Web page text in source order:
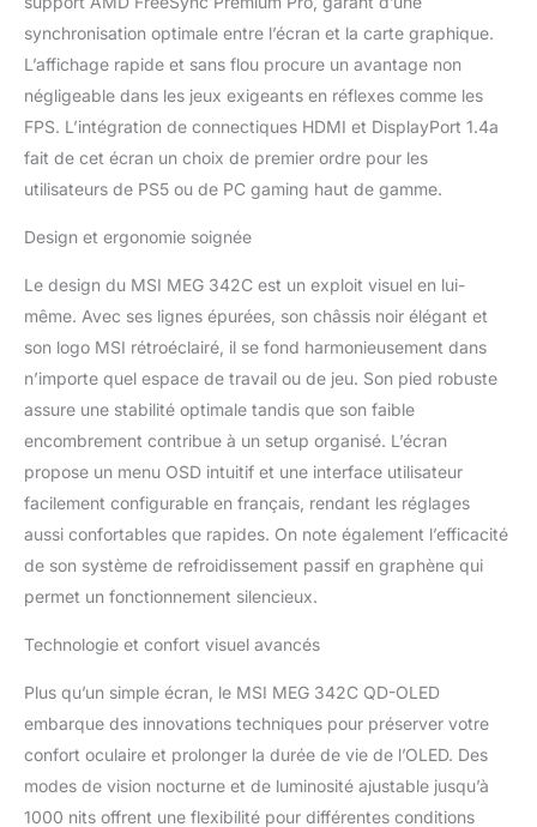
synchronisation optimale entre l’écran et la carte graphique.
L’affichage rapide et sans flou procure un avantage non
négligeable dans les jeux exigeants en réflexes comme les
FPS. L’intégration de connectiques HDMI et DisplayPort 1.4a
fait de cet écran un choix de premier ordre pour les
utilisateurs de PS5 ou de PC gaming haut de gamme.
Design et ergonomie soignée
Le design du MSI MEG 342C est un exploit visuel en lui-
même. Avec ses lignes épurées, son châssis noir élégant et
son logo MSI rétroéclairé, il se fond harmonieusement dans
n’importe quel espace de travail ou de jeu. Son pied robuste
assure une stabilité optimale tandis que son faible
encombrement contribue à un setup organisé. L’écran
propose un menu OSD intuitif et une interface utilisateur
facilement configurable en français, rendant les réglages
aussi confortables que rapides. On note également l’efficacité
de son système de refroidissement passif en graphène qui
permet un fonctionnement silencieux.
Technologie et confort visuel avancés
Plus qu’un simple écran, le MSI MEG 342C QD-OLED
embarque des innovations techniques pour préserver votre
confort oculaire et prolonger la durée de vie de l’OLED. Des
modes de vision nocturne et de luminosité ajustable jusqu’à
1000 nits offrent une flexibilité pour différentes conditions